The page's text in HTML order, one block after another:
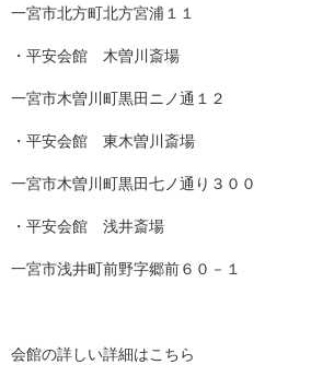
一宮市北方町北方宮浦１１
・平安会館 木曽川斎場
一宮市木曽川町黒田ニノ通１２
・平安会館 東木曽川斎場
一宮市木曽川町黒田七ノ通り３００
・平安会館 浅井斎場
一宮市浅井町前野字郷前６０－１
会館の詳しい詳細はこちら